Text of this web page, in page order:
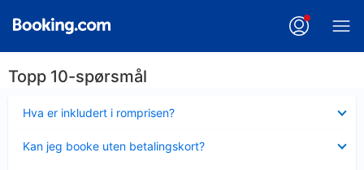
Topp 10-spørsmål
Hva er inkludert i romprisen?
mindre
Kan jeg booke uten betalingskort?
mindre